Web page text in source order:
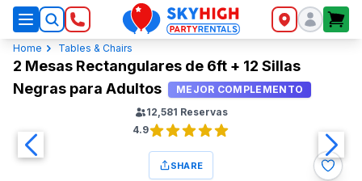
SkyHigh Logo
Home Tables & Chairs
2 Mesas Rectangulares de 6ft + 12 Sillas
Negras para Adultos
MEJOR COMPLEMENTO
12,581 Reservas
4.9
SHARE